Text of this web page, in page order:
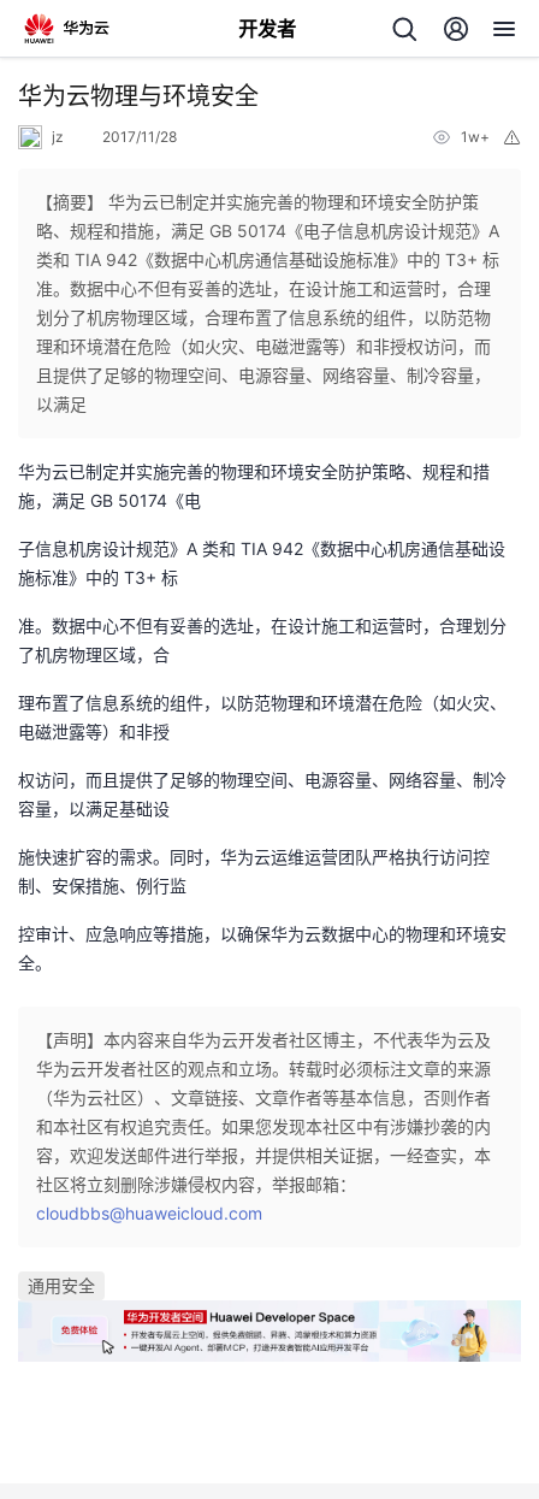
开发者
返
个
人
主
页
我
的
开
者
我
的
客
我
论
坛
的
圈
子
我
的
直
我
的
动
我
关
注
的
开
发
者
学
我
的
Programs
我
的
支
持
我
华为云物理与环境安全
jz 2017/11/28 1w+
【摘要】 华为云已制定并实施完善的物理和环境安全防护策
略、规程和措施，满足 GB 50174《电子信息机房设计规范》A
类和 TIA 942《数据中心机房通信基础设施标准》中的 T3+ 标
准。数据中心不但有妥善的选址，在设计施工和运营时，合理
划分了机房物理区域，合理布置了信息系统的组件，以防范物
理和环境潜在危险（如火灾、电磁泄露等）和非授权访问，而
且提供了足够的物理空间、电源容量、网络容量、制冷容量，
以满足
华为云已制定并实施完善的物理和环境安全防护策略、规程和措
施，满足 GB 50174《电
子信息机房设计规范》A 类和 TIA 942《数据中心机房通信基础设
施标准》中的 T3+ 标
准。数据中心不但有妥善的选址，在设计施工和运营时，合理划分
了机房物理区域，合
理布置了信息系统的组件，以防范物理和环境潜在危险（如火灾、
电磁泄露等）和非授
权访问，而且提供了足够的物理空间、电源容量、网络容量、制冷
容量，以满足基础设
施快速扩容的需求。同时，华为云运维运营团队严格执行访问控
制、安保措施、例行监
控审计、应急响应等措施，以确保华为云数据中心的物理和环境安
全。
【声明】本内容来自华为云开发者社区博主，不代表华为云及
华为云开发者社区的观点和立场。转载时必须标注文章的来源
（华为云社区）、文章链接、文章作者等基本信息，否则作者
和本社区有权追究责任。如果您发现本社区中有涉嫌抄袭的内
容，欢迎发送邮件进行举报，并提供相关证据，一经查实，本
社区将立刻删除涉嫌侵权内容，举报邮箱：
cloudbbs@huaweicloud.com
通用安全